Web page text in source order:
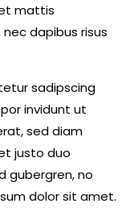
mattis
dapibus risus
sadipscing
invidunt ut
sed diam
justo duo
gubergren, no
dolor sit amet.